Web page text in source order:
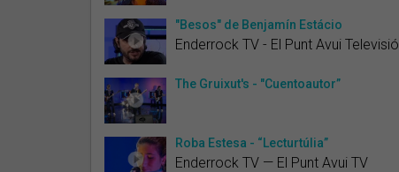
"Besos" de Benjamín Estácio
Enderrock TV - El Punt Avui Televisió
The Gruixut's - "Cuentoautor”
Roba Estesa - “Lecturtúlia”
Enderrock TV — El Punt Avui TV